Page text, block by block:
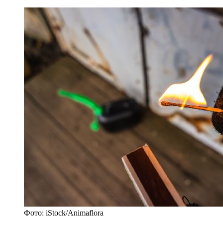
Фото: iStock/Animaflora